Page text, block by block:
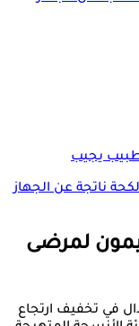
يجيب
ناتجة عن الجهاز
لمرضى
في تخفيف ارتجاع